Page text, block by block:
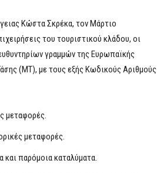
Κώστα Σκρέκα, τον Μάρτιο
του τουριστικού κλάδου, οι
γραμμών της Ευρωπαϊκής
(ΜΤ), με τους εξής Κωδικούς Αριθμούς
μεταφορές.
μεταφορές.
και παρόμοια καταλύματα.